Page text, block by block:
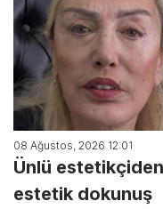
08 Ağustos, 2026 12:01
Ünlü
estetik dokunuş